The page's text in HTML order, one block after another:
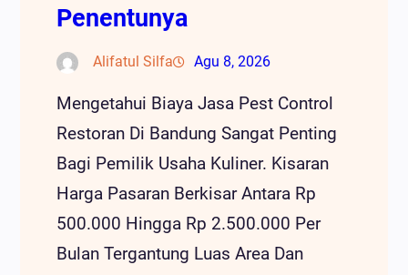
Penentunya
Alifatul Silfa Agu 8, 2026
Mengetahui Biaya Jasa Pest Control
Restoran Di Bandung Sangat Penting
Bagi Pemilik Usaha Kuliner. Kisaran
Harga Pasaran Berkisar Antara Rp
500.000 Hingga Rp 2.500.000 Per
Bulan Tergantung Luas Area Dan